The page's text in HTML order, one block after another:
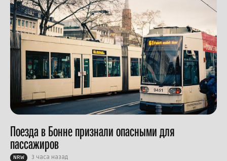
Поезда в Бонне признали опасными для
пассажиров
NRW 3 часа назад